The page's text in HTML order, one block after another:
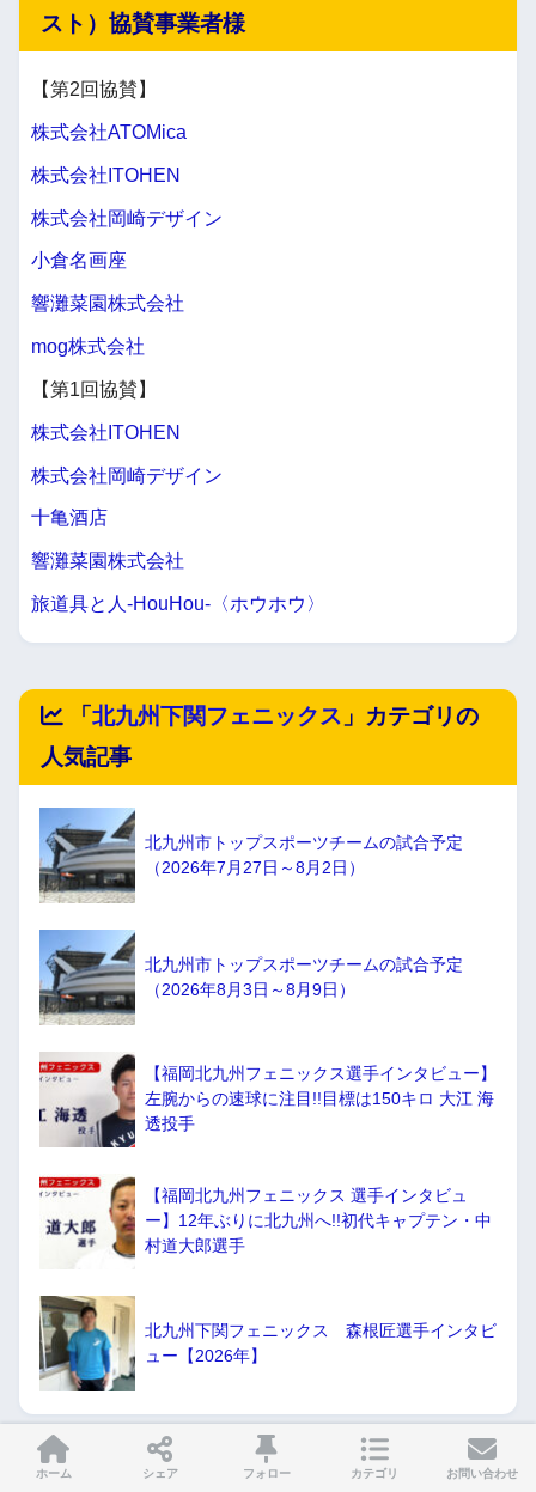
スト）協賛事業者様
【第2回協賛】
株式会社ATOMica
株式会社ITOHEN
株式会社岡崎デザイン
小倉名画座
響灘菜園株式会社
mog株式会社
【第1回協賛】
株式会社ITOHEN
株式会社岡崎デザイン
十亀酒店
響灘菜園株式会社
旅道具と人-HouHou-〈ホウホウ〉
「 北九州下関フェニックス 」カテゴリの
人気記事
北九州市トップスポーツチームの試合予定
（2026年7月27日～8月2日）
北九州市トップスポーツチームの試合予定
（2026年8月3日～8月9日）
【福岡北九州フェニックス選手インタビュー】
左腕からの速球に注目!!目標は150キロ 大江 海
透投手
【福岡北九州フェニックス 選手インタビュ
ー】12年ぶりに北九州へ!!初代キャプテン・中
村道大郎選手
北九州下関フェニックス 森根匠選手インタビ
ュー【2026年】
ホーム シェア フォロー カテゴリ お問い合わせ